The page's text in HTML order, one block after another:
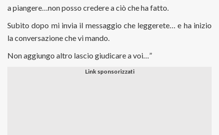
a piangere…non posso credere a ciò che ha fatto.
Subito dopo mi invia il messaggio che leggerete… e ha inizio
la conversazione che vi mando.
Non aggiungo altro lascio giudicare a voi…”